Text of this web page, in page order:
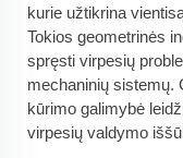
kurie užtikrina
Tokios geometrinės
spręsti virpesių
mechaninių sistemų.
kūrimo galimybė
virpesių valdymo